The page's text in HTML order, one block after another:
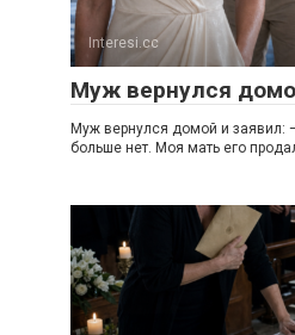
Interesi.cc
Муж вернулся
Муж вернулся домой и заявил:
больше нет. Моя мать его